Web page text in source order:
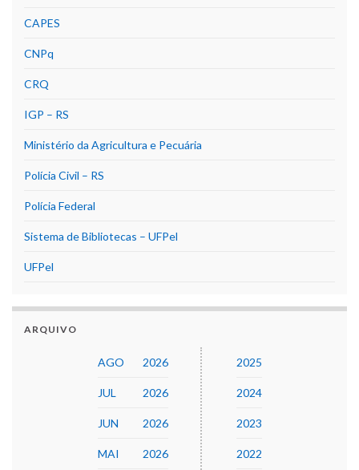
CAPES
CNPq
CRQ
IGP – RS
Ministério da Agricultura e Pecuária
Polícia Civil – RS
Polícia Federal
Sistema de Bibliotecas – UFPel
UFPel
ARQUIVO
AGO 2026
JUL 2026
JUN 2026
MAI 2026
2025
2024
2023
2022